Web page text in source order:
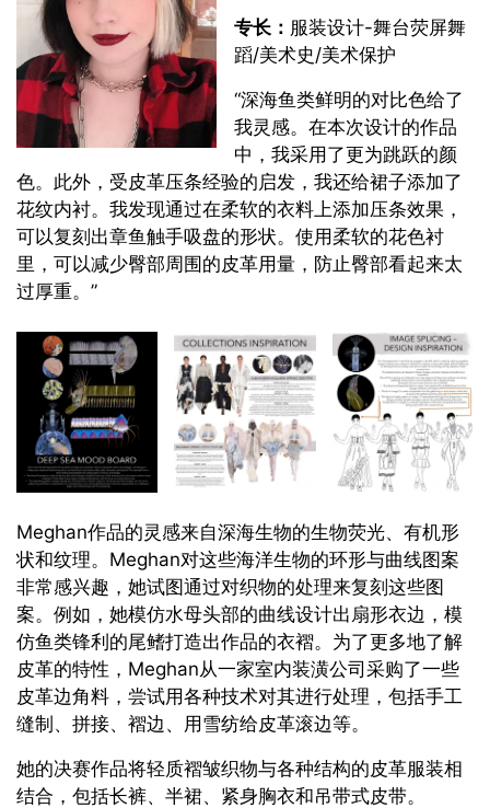
专长： 服装设计-舞台荧屏舞
蹈/美术史/美术保护
“深海鱼类鲜明的对比色给了
我灵感。在本次设计的作品
中，我采用了更为跳跃的颜
色。此外，受皮革压条经验的启发，我还给裙子添加了
花纹内衬。我发现通过在柔软的衣料上添加压条效果，
可以复刻出章鱼触手吸盘的形状。使用柔软的花色衬
里，可以减少臀部周围的皮革用量，防止臀部看起来太
过厚重。”
Meghan作品的灵感来自深海生物的生物荧光、有机形
状和纹理。Meghan对这些海洋生物的环形与曲线图案
非常感兴趣，她试图通过对织物的处理来复刻这些图
案。例如，她模仿水母头部的曲线设计出扇形衣边，模
仿鱼类锋利的尾鳍打造出作品的衣褶。为了更多地了解
皮革的特性，Meghan从一家室内装潢公司采购了一些
皮革边角料，尝试用各种技术对其进行处理，包括手工
缝制、拼接、褶边、用雪纺给皮革滚边等。
她的决赛作品将轻质褶皱织物与各种结构的皮革服装相
结合，包括长裤、半裙、紧身胸衣和吊带式皮带。